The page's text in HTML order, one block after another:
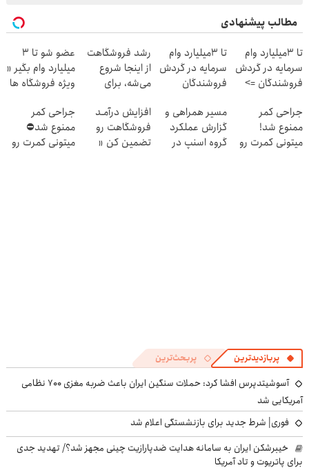
مطالب پیشنهادی
تا 3میلیارد وام
سرمایه در گردش
فروشندگان =>
ثبت کن
تا 3میلیارد وام
سرمایه در گردش
فروشندگان
رشد فروشگاهت
از اینجا شروع
می‌شه، برای
آماده‌ای؟
عضو شو تا 3
میلیارد وام بگیر «
ویژه فروشگاه ها
جراحی کمر
ممنوع شد!
میتونی کمرت رو
مسیر همراهی و
گزارش عملکرد
گروه اسنپ در
افزایش درآمـد
فروشگاهت رو
تضمین کن «
جراحی کمر
ممنوع شد⛔
میتونی کمرت رو
پربازدیدترین پربحث‌ترین
آسوشیتدپرس افشا کرد: حملات سنگین ایران باعث ضربه مغزی ۷۰۰ نظامی
آمریکایی شد
فوری| شرط جدید برای بازنشستگی اعلام شد
خیبرشکن ایران به سامانه هدایت ضدپارازیت چینی مجهز شد؟/ تهدید جدی
برای پاتریوت و تاد آمریکا